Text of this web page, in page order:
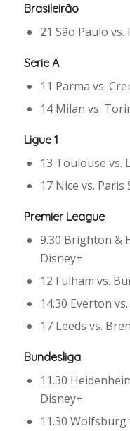
Brasileirão
21 São Paulo vs.
Serie A
11 Parma vs.
14 Milan vs.
Ligue 1
13 Toulouse vs.
17 Nice vs.
Premier League
9.30 Brighton &
Disney+
12 Fulham vs.
14.30 Everton
17 Leeds vs.
Bundesliga
11.30
Disney+
11.30